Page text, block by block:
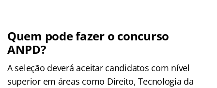
Quem pode fazer o concurso
ANPD?
A seleção deverá aceitar candidatos com nível
superior em áreas como Direito, Tecnologia da